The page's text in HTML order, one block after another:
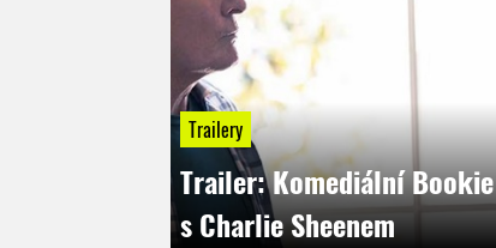
Trailery
Trailer: Komediální Bookie
s Charlie Sheenem